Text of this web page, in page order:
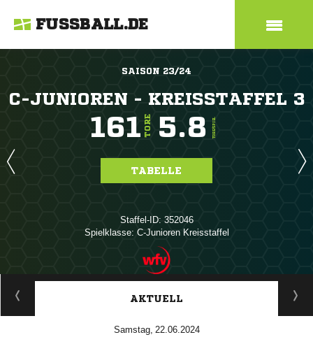
FUSSBALL.DE
SAISON 23/24
C-JUNIOREN - KREISSTAFFEL 3
161TORE 5.8 TORE/SPIEL
TABELLE
Staffel-ID: 352046
Spielklasse: C-Junioren Kreisstaffel
ANZEIGE
AKTUELL
 